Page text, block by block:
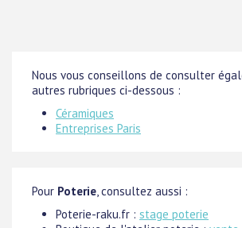
Nous vous conseillons de consulter
autres rubriques ci-dessous :
Céramiques
Entreprises Paris
Pour Poterie, consultez aussi :
Poterie-raku.fr : stage poterie